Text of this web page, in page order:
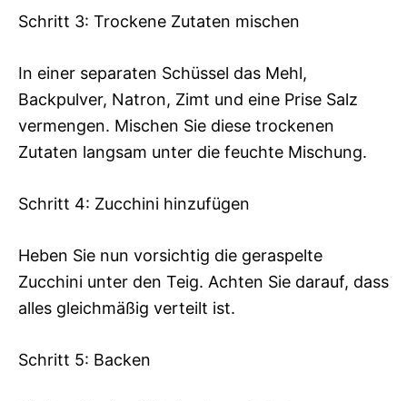
Schritt 3: Trockene Zutaten mischen
In einer separaten Schüssel das Mehl,
Backpulver, Natron, Zimt und eine Prise Salz
vermengen. Mischen Sie diese trockenen
Zutaten langsam unter die feuchte Mischung.
Schritt 4: Zucchini hinzufügen
Heben Sie nun vorsichtig die geraspelte
Zucchini unter den Teig. Achten Sie darauf, dass
alles gleichmäßig verteilt ist.
Schritt 5: Backen